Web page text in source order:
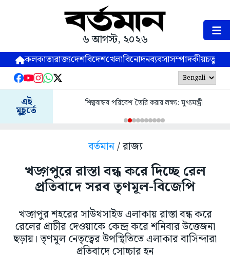
৬ আগস্ট, ২০২৬
কলকাতারাজ্যদেশবিদেশখেলাবিনোদনব্যবসাসম্পাদকীয়
এই
মুহূর্তে
শিল্পবান্ধব পরিবেশ তৈরি করার লক্ষ্য: মুখ্যমন্ত্রী
বর্তমান/ রাজ্য
খড়্গপুরে রাস্তা বন্ধ করে দিচ্ছে রেল
প্রতিবাদে সরব তৃণমূল-বিজেপি
খড়্গপুর শহরের সাউথসাইড এলাকায় রাস্তা বন্ধ করে
রেলের প্রাচীর দেওয়াকে কেন্দ্র করে শনিবার উত্তেজনা
ছড়ায়। তৃণমূল নেতৃত্বের উপস্থিতিতে এলাকার বাসিন্দারা
প্রতিবাদে সোচ্চার হন